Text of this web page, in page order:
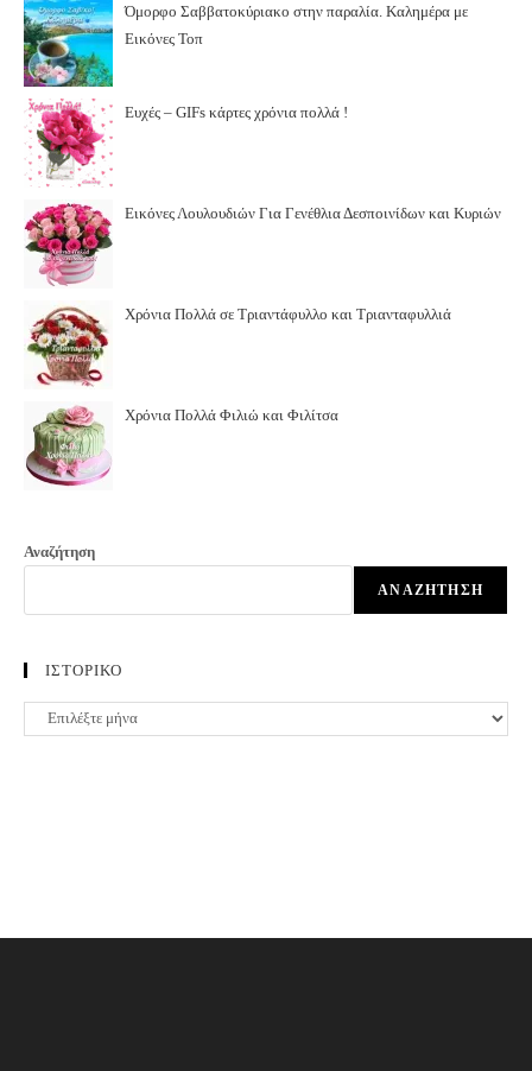
Όμορφο Σαββατοκύριακο στην παραλία. Καλημέρα με
Εικόνες Τοπ
Ευχές – GIFs κάρτες χρόνια πολλά !
Εικόνες Λουλουδιών Για Γενέθλια Δεσποινίδων και Κυριών
Χρόνια Πολλά σε Τριαντάφυλλο και Τριανταφυλλιά
Χρόνια Πολλά Φιλιώ και Φιλίτσα
Αναζήτηση
ΑΝΑΖΉΤΗΣΗ
ΙΣΤΟΡΙΚΟ
ΙΣΤΟΡΙΚΟ